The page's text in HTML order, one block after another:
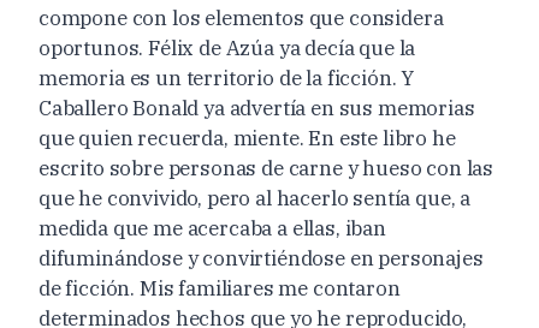
compone con los elementos que considera
oportunos. Félix de Azúa ya decía que la
memoria es un territorio de la ficción. Y
Caballero Bonald ya advertía en sus memorias
que quien recuerda, miente. En este libro he
escrito sobre personas de carne y hueso con las
que he convivido, pero al hacerlo sentía que, a
medida que me acercaba a ellas, iban
difuminándose y convirtiéndose en personajes
de ficción. Mis familiares me contaron
determinados hechos que yo he reproducido,